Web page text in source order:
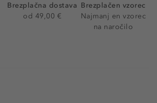
Brezplačna dostava
od 49,00 €
Brezplačen vzorec
Najmanj en vzorec
na naročilo